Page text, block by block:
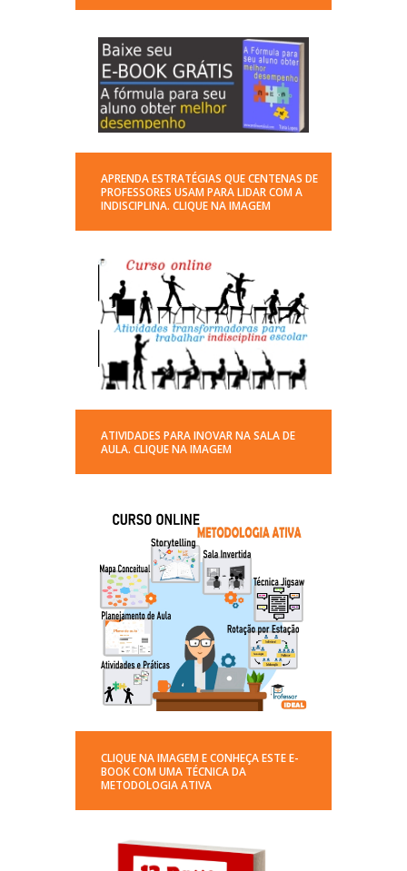
APRENDA ESTRATÉGIAS QUE CENTENAS DE
PROFESSORES USAM PARA LIDAR COM A
INDISCIPLINA. CLIQUE NA IMAGEM
ATIVIDADES PARA INOVAR NA SALA DE
AULA. CLIQUE NA IMAGEM
CLIQUE NA IMAGEM E CONHEÇA ESTE E-
BOOK COM UMA TÉCNICA DA
METODOLOGIA ATIVA